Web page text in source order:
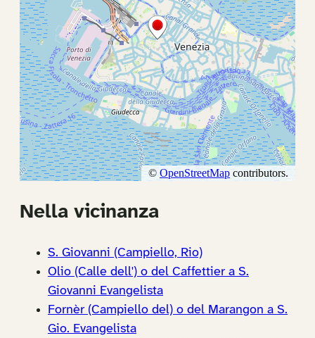
Nella vicinanza
S. Giovanni (Campiello, Rio)
Olio (Calle dell') o del Caffettier a S.
Giovanni Evangelista
Fornèr (Campiello del) o del Marangon a S.
Gio. Evangelista